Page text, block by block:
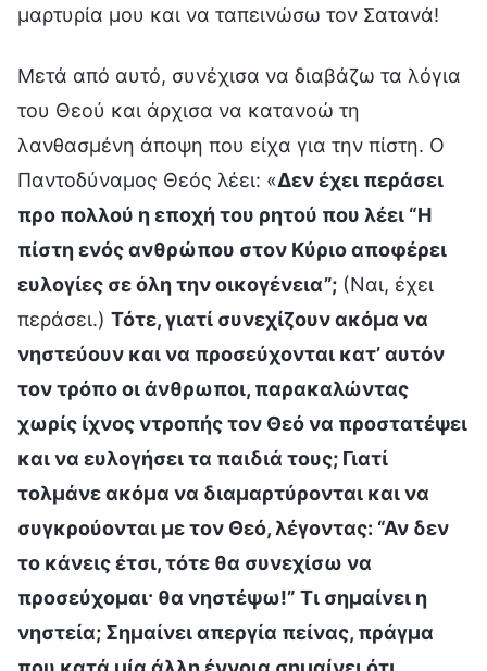
μαρτυρία μου και να ταπεινώσω τον Σατανά!
Μετά από αυτό, συνέχισα να διαβάζω τα λόγια
του Θεού και άρχισα να κατανοώ τη
λανθασμένη άποψη που είχα για την πίστη. Ο
Παντοδύναμος Θεός λέει: «Δεν έχει περάσει
προ πολλού η εποχή του ρητού που λέει “Η
πίστη ενός ανθρώπου στον Κύριο αποφέρει
ευλογίες σε όλη την οικογένεια”; (Ναι, έχει
περάσει.) Τότε, γιατί συνεχίζουν ακόμα να
νηστεύουν και να προσεύχονται κατ’ αυτόν
τον τρόπο οι άνθρωποι, παρακαλώντας
χωρίς ίχνος ντροπής τον Θεό να προστατέψει
και να ευλογήσει τα παιδιά τους; Γιατί
τολμάνε ακόμα να διαμαρτύρονται και να
συγκρούονται με τον Θεό, λέγοντας: “Αν δεν
το κάνεις έτσι, τότε θα συνεχίσω να
προσεύχομαι· θα νηστέψω!” Τι σημαίνει η
νηστεία; Σημαίνει απεργία πείνας, πράγμα